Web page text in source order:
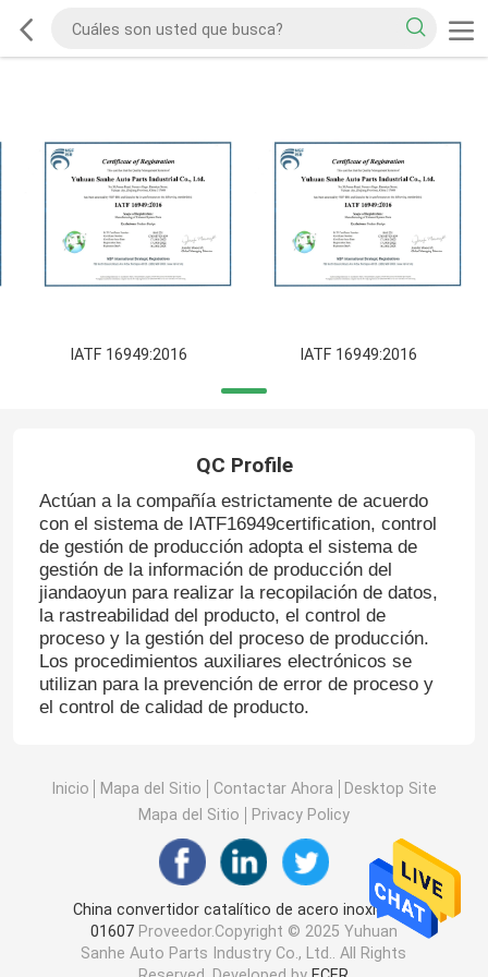
IATF 16949:2016 IATF 16949:2016
QC Profile
Actúan a la compañía estrictamente de acuerdo
con el sistema de IATF16949certification, control
de gestión de producción adopta el sistema de
gestión de la información de producción del
jiandaoyun para realizar la recopilación de datos,
la rastreabilidad del producto, el control de
proceso y la gestión del proceso de producción.
Los procedimientos auxiliares electrónicos se
utilizan para la prevención de error de proceso y
el control de calidad de producto.
Inicio Mapa del Sitio Contactar Ahora
Desktop Site
Mapa del Sitio
Privacy Policy
China convertidor catalítico de acero inoxidable
01607Proveedor.Copyright © 2025 Yuhuan
Sanhe Auto Parts Industry Co., Ltd.. All Rights